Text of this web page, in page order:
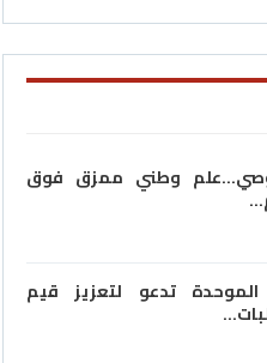
وطني ممزق فوق
تدعو لتعزيز قيم